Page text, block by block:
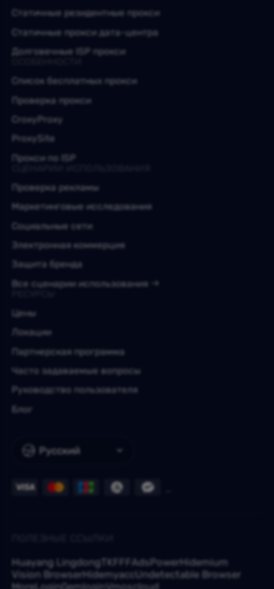
Русский
Статичные резидентные прокси
Статичные прокси дата-центра
Долговечные ISP прокси
Список бесплатных прокси
Проверка прокси
CroxyProxy
ProxySite
Прокси по ISP
Проверка рекламы
Маркетинговые исследования
Социальные сети
Электронная коммерция
Защита бренда
Все сценарии использования
Цены
Локации
Партнерская программа
Часто задаваемые вопросы
Руководство пользователя
Блог
Huayang Lingdong TKFFF AdsPowerHidemium
Vision BrowserHidemyaccUndetectable Browser
MoreLoginGemloginVmoscloud